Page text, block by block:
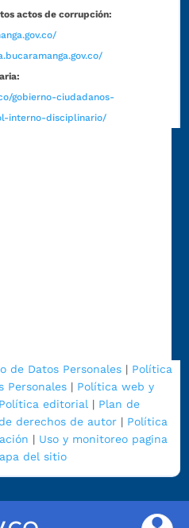
actos de corrupción:
gobierno-ciudadanos-
interno-disciplinario/
de Datos Personales| Política
Personales | Política web y
Política editorial | Plan de
derechos de autor| Política
| Uso y monitoreo pagina
del sitio